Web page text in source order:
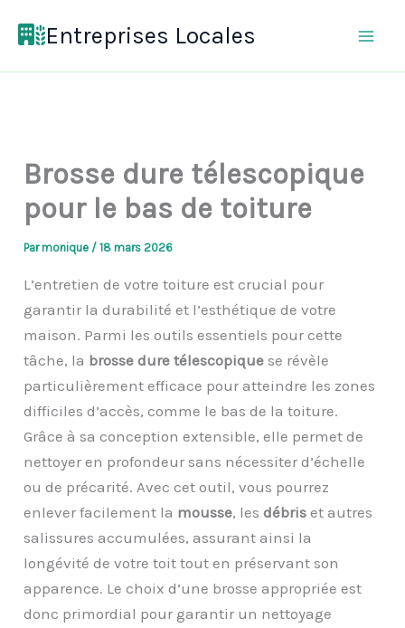
Entreprises Locales
Brosse dure télescopique
pour le bas de toiture
Parmonique /18 mars 2026
L’entretien de votre toiture est crucial pour
garantir la durabilité et l’esthétique de votre
maison. Parmi les outils essentiels pour cette
tâche, la brosse dure télescopique se révèle
particulièrement efficace pour atteindre les zones
difficiles d’accès, comme le bas de la toiture.
Grâce à sa conception extensible, elle permet de
nettoyer en profondeur sans nécessiter d’échelle
ou de précarité. Avec cet outil, vous pourrez
enlever facilement la mousse, lesdébriset autres
salissures accumulées, assurant ainsi la
longévité de votre toit tout en préservant son
apparence. Le choix d’une brosse appropriée est
donc primordial pour garantir un nettoyage